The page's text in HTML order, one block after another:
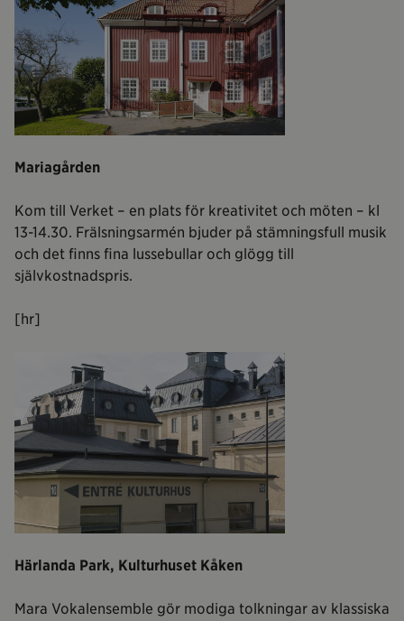
Mariagården
Kom till Verket – en plats för kreativitet och möten – kl
13-14.30. Frälsningsarmén bjuder på stämningsfull musik
och det finns fina lussebullar och glögg till
självkostnadspris.
[hr]
Härlanda Park, Kulturhuset Kåken
Mara Vokalensemble gör modiga tolkningar av klassiska